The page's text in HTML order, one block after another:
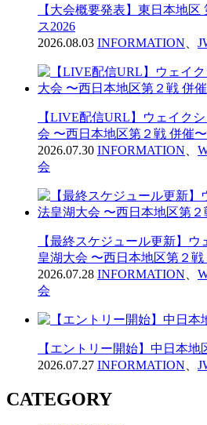
【大会概要発表】東日本地
ス2026
2026.08.03 INFORMATION
【LIVE配信URL】ウェイク
会 〜西日本地区第２戦 併催〜
2026.07.30 INFORMATION
会
【最終スケジュール更新】
皇湖大会 〜西日本地区第２戦
2026.07.28 INFORMATION
会
【エントリー開始】中日本
2026.07.27 INFORMATION
CATEGORY